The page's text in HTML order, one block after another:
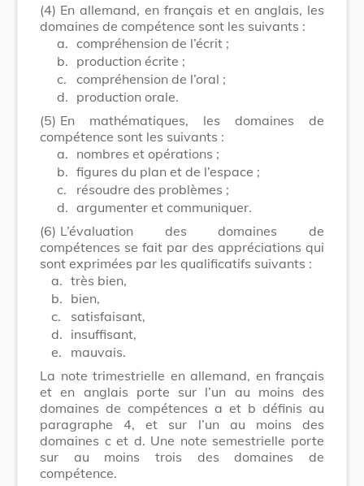
(4) En allemand, en français et en anglais, les
domaines de compétence sont les suivants :
a. compréhension de l’écrit ;
b. production écrite ;
c.
compréhension de l’oral ;
d. production orale.
(5) En mathématiques, les domaines de
compétence sont les suivants :
a. nombres et opérations ;
b. figures du plan et de l’espace ;
c.
résoudre des problèmes ;
d. argumenter et communiquer.
(6) L’évaluation des domaines de
compétences se fait par des appréciations qui
sont exprimées par les qualificatifs suivants :
a. très bien,
b. bien,
c.
satisfaisant,
d. insuffisant,
e.
mauvais.
La note trimestrielle en allemand, en français
et en anglais porte sur l’un au moins des
domaines de compétences a et b définis au
paragraphe 4, et sur l’un au moins des
domaines c et d. Une note semestrielle porte
sur au moins trois des domaines de
compétence.